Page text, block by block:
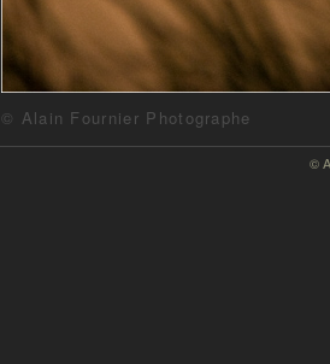
© Alain Fournier Photographe
©